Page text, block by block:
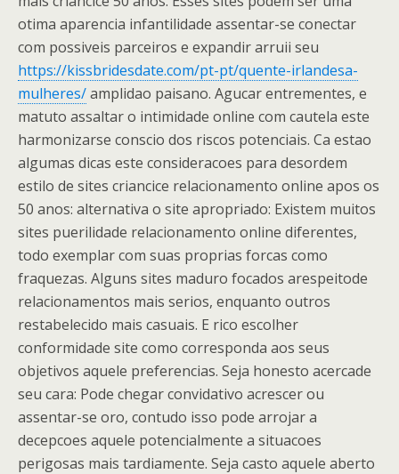
otima aparencia infantilidade assentar-se conectar
com possiveis parceiros e expandir arruii seu
https://kissbridesdate.com/pt-pt/quente-irlandesa-
mulheres/amplidao paisano. Agucar entrementes, e
matuto assaltar o intimidade online com cautela este
harmonizarse conscio dos riscos potenciais. Ca estao
algumas dicas este consideracoes para desordem
estilo de sites criancice relacionamento online apos os
50 anos: alternativa o site apropriado: Existem muitos
sites puerilidade relacionamento online diferentes,
todo exemplar com suas proprias forcas como
fraquezas. Alguns sites maduro focados arespeitode
relacionamentos mais serios, enquanto outros
restabelecido mais casuais. E rico escolher
conformidade site como corresponda aos seus
objetivos aquele preferencias. Seja honesto acercade
seu cara: Pode chegar convidativo acrescer ou
assentar-se oro, contudo isso pode arrojar a
decepcoes aquele potencialmente a situacoes
perigosas mais tardiamente. Seja casto aquele aberto